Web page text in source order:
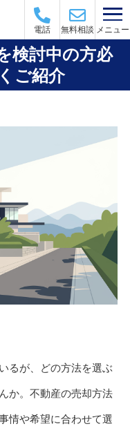
電話 無料相談 メニュー
検討中の方必
ご紹介
るが、どの方法を選ぶ
か。不動産の売却方法
情や希望に合わせて選